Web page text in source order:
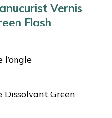
Vernis
Flash
Dissolvant Green